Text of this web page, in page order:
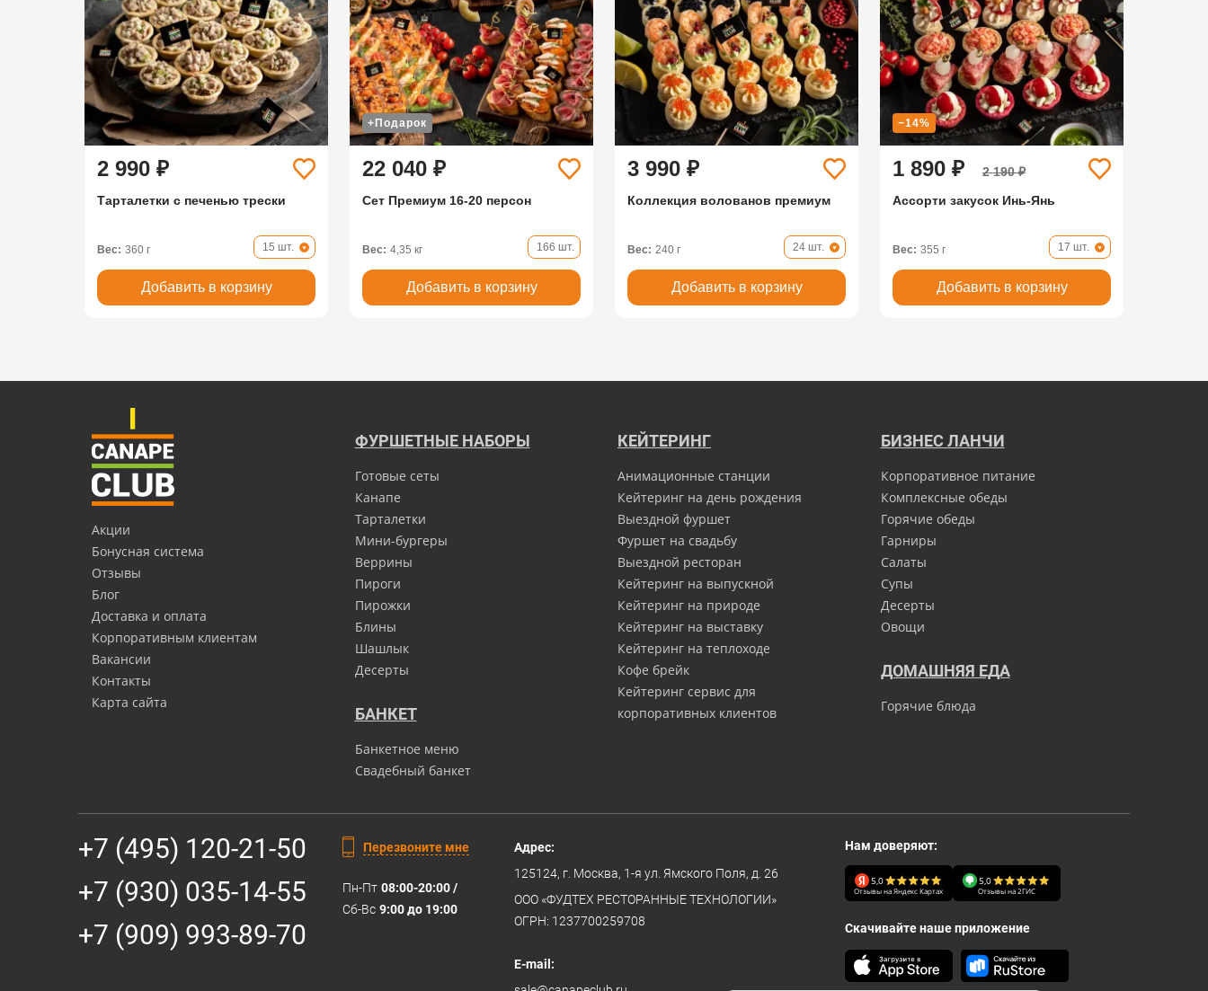
2 990 ₽
Тарталетки с печенью трески
Вес: 360 г 15 шт.
Добавить в корзину
+Подарок
22 040 ₽
Сет Премиум 16-20 персон
Вес: 4,35 кг 166 шт.
Добавить в корзину
3 990 ₽
Коллекция волованов премиум
Вес: 240 г 24 шт.
Добавить в корзину
−14%
1 890 ₽
2 190 ₽
Ассорти закусок Инь-Янь
Вес: 355 г 17 шт.
Добавить в корзину
Акции
Бонусная система
Отзывы
Блог
Доставка и оплата
Корпоративным клиентам
Вакансии
Контакты
Карта сайта
ФУРШЕТНЫЕ НАБОРЫ
Готовые сеты
Канапе
Тарталетки
Мини-бургеры
Веррины
Пироги
Пирожки
Блины
Шашлык
Десерты
БАНКЕТ
Банкетное меню
Свадебный банкет
КЕЙТЕРИНГ
Анимационные станции
Кейтеринг на день рождения
Выездной фуршет
Фуршет на свадьбу
Выездной ресторан
Кейтеринг на выпускной
Кейтеринг на природе
Кейтеринг на выставку
Кейтеринг на теплоходе
Кофе брейк
Кейтеринг сервис для
корпоративных клиентов
БИЗНЕС ЛАНЧИ
Корпоративное питание
Комплексные обеды
Горячие обеды
Гарниры
Салаты
Супы
Десерты
Овощи
ДОМАШНЯЯ ЕДА
Горячие блюда
+7 (495) 120-21-50
+7 (930) 035-14-55
+7 (909) 993-89-70
Пн-Пт 08:00-20:00 /
Сб-Вс 9:00 до 19:00
Перезвоните мне
Адрес:
125124, г. Москва, 1-я ул. Ямского Поля, д. 26
ООО «ФУДТЕХ РЕСТОРАННЫЕ ТЕХНОЛОГИИ»
ОГРН: 1237700259708
E-mail:
Нам доверяют:
5,0
Отзывы на Яндекс Картах
5,0
Отзывы на 2ГИС
Скачивайте наше приложение